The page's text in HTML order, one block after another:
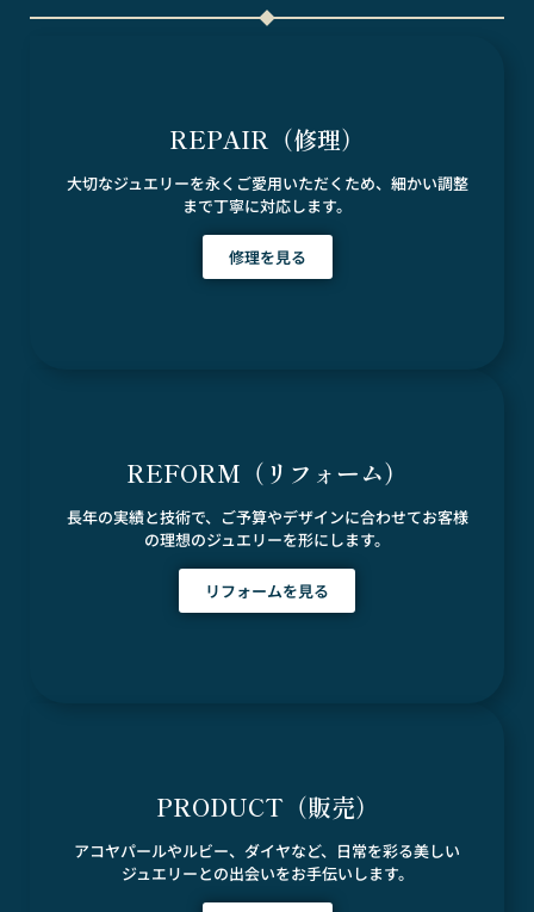
REPAIR（修理）
大切なジュエリーを永くご愛用いただくため、細かい調整
まで丁寧に対応します。
修理を見る
REFORM（リフォーム）
長年の実績と技術で、ご予算やデザインに合わせてお客様
の理想のジュエリーを形にします。
リフォームを見る
PRODUCT（販売）
アコヤパールやルビー、ダイヤなど、日常を彩る美しい
ジュエリーとの出会いをお手伝いします。